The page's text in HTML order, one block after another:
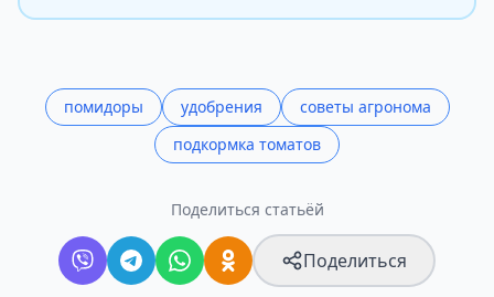
помидоры удобрения
советы агронома
подкормка томатов
Поделиться статьёй
Поделиться